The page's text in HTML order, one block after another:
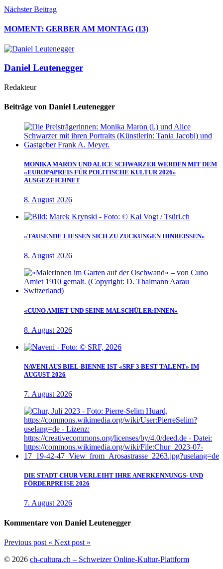
Nächster Beitrag
MOMENT: GERBER AM MONTAG (13)
Daniel Leutenegger
Redakteur
Beiträge von Daniel Leutenegger
MONIKA MARON UND ALICE SCHWARZER WERDEN MIT DEM
«EUROPAPREIS FÜR POLITISCHE KULTUR 2026»
AUSGEZEICHNET
8. August 2026
«TAUSENDE LIESSEN SICH ZU ZUCKUNGEN HINREISSEN»
8. August 2026
«CUNO AMIET UND SEINE MALSCHÜLER:INNEN»
8. August 2026
NAVENI AUS BIEL-BIENNE IST «SRF 3 BEST TALENT» IM
AUGUST 2026
7. August 2026
DIE STADT CHUR VERLEIHT IHRE ANERKENNUNGS- UND
FÖRDERPREISE 2026
7. August 2026
Kommentare von Daniel Leutenegger
Previous post « Next post »
© 2026 ch-cultura.ch – Schweizer Online-Kultur-Plattform